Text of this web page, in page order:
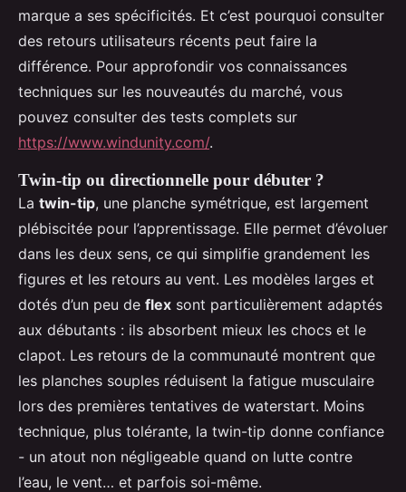
marque a ses spécificités. Et c’est pourquoi consulter
des retours utilisateurs récents peut faire la
différence. Pour approfondir vos connaissances
techniques sur les nouveautés du marché, vous
pouvez consulter des tests complets sur
https://www.windunity.com/.
Twin-tip ou directionnelle pour débuter ?
La twin-tip, une planche symétrique, est largement
plébiscitée pour l’apprentissage. Elle permet d’évoluer
dans les deux sens, ce qui simplifie grandement les
figures et les retours au vent. Les modèles larges et
dotés d’un peu de flex sont particulièrement adaptés
aux débutants : ils absorbent mieux les chocs et le
clapot. Les retours de la communauté montrent que
les planches souples réduisent la fatigue musculaire
lors des premières tentatives de waterstart. Moins
technique, plus tolérante, la twin-tip donne confiance
- un atout non négligeable quand on lutte contre
l’eau, le vent… et parfois soi-même.